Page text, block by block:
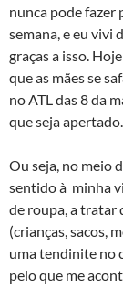
nunca pode fazer
semana, e eu vivi
graças a isso.
que as mães se
no ATL das 8 da
que seja apertado.
Ou seja, no meio
sentido à minha
de roupa, a tratar
(crianças, sacos,
uma tendinite no
pelo que me